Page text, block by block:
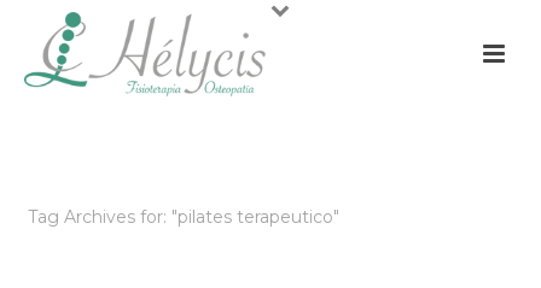
Tag Archives for: "pilates terapeutico"